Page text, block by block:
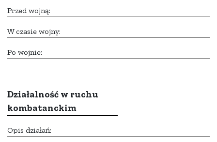
Przed wojną:
W czasie wojny:
Po wojnie:
Działalność w ruchu
kombatanckim
Opis działań: